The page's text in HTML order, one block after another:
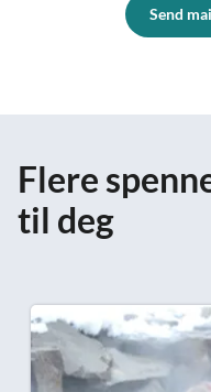
Send
Flere
til deg